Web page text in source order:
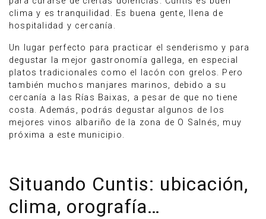
Anúnciate
clima y es tranquilidad. Es buena gente, llena de
hospitalidad y cercanía.
Un lugar perfecto para practicar el senderismo y para
degustar la mejor gastronomía gallega, en especial
platos tradicionales como el lacón con grelos. Pero
también muchos manjares marinos, debido a su
cercanía a las Rías Baixas, a pesar de que no tiene
costa. Además, podrás degustar algunos de los
mejores vinos albariño de la zona de O Salnés, muy
próxima a este municipio.
Situando Cuntis: ubicación,
clima, orografía…